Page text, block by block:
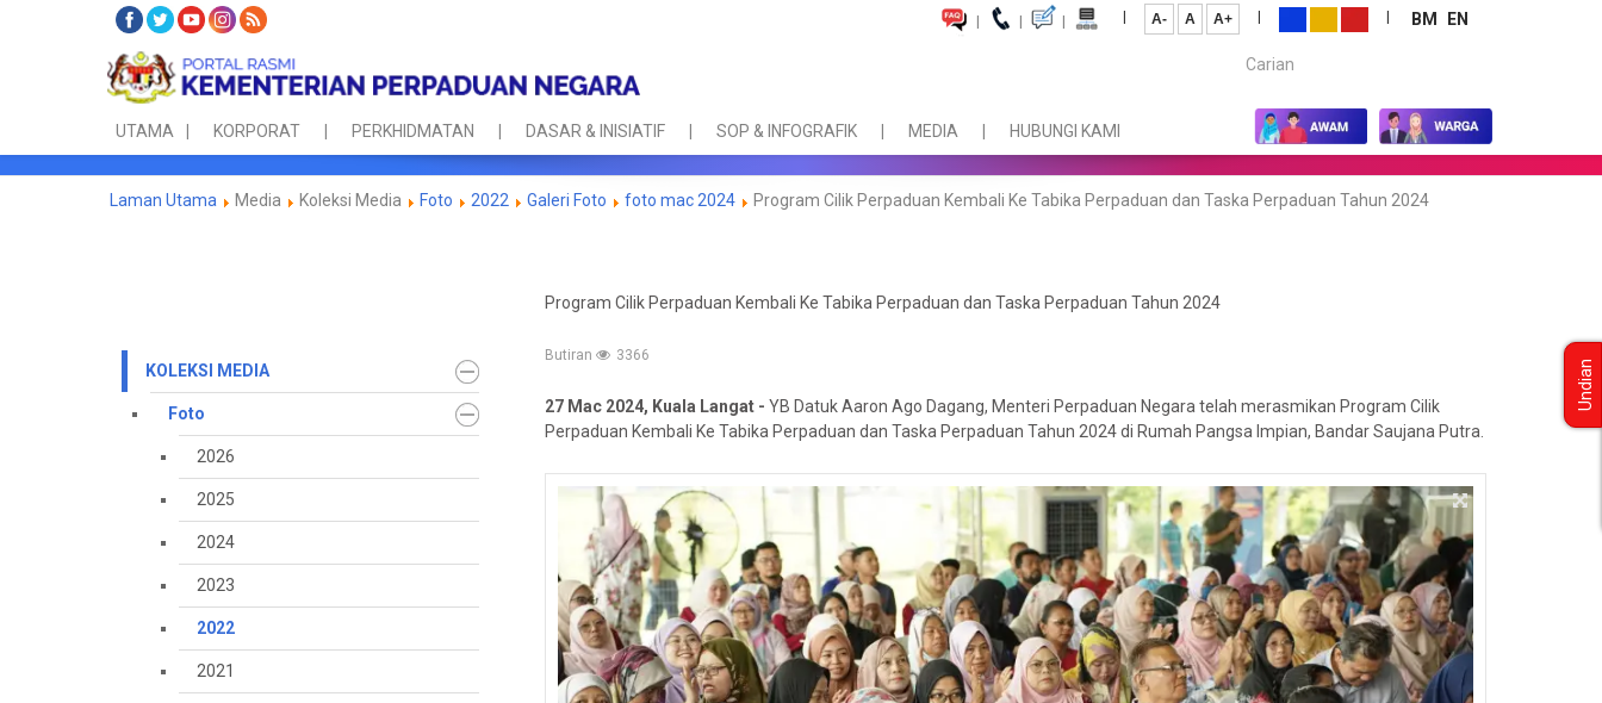
| | | | A- A A+ | | BM
EN
Carian...
UTAMA KORPORAT PERKHIDMATAN DASAR & INISIATIF SOP & INFOGRAFIK MEDIA HUBUNGI KAMI
Laman Utama Media Koleksi Media Foto 2022 Galeri Foto foto mac 2024 Program Cilik Perpaduan Kembali Ke Tabika Perpaduan dan Taska Perpaduan Tahun 2024
KOLEKSI MEDIA
Foto
2026
2025
2024
2023
2022
2021
Program Cilik Perpaduan Kembali Ke Tabika Perpaduan dan Taska Perpaduan Tahun 2024
Butiran 3366
27 Mac 2024, Kuala Langat - YB Datuk Aaron Ago Dagang, Menteri Perpaduan Negara telah merasmikan Program Cilik
Perpaduan Kembali Ke Tabika Perpaduan dan Taska Perpaduan Tahun 2024 di Rumah Pangsa Impian, Bandar Saujana Putra.
Undian